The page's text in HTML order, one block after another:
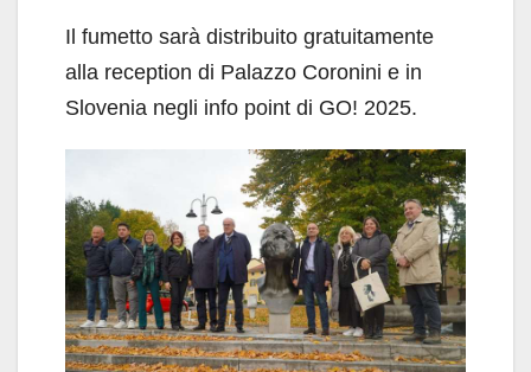
Il fumetto sarà distribuito gratuitamente
alla reception di Palazzo Coronini e in
Slovenia negli info point di GO! 2025.